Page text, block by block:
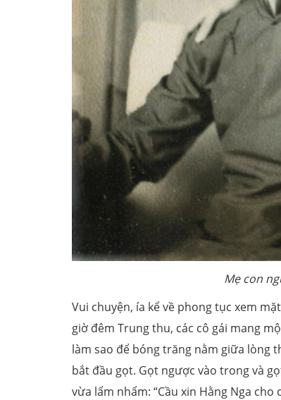
Mẹ con
Vui chuyện, ía kể về phong tục xem
giờ đêm Trung thu, các cô gái mang
làm sao để bóng trăng nằm giữa lòng
bắt đầu gọt. Gọt ngược vào trong và
vừa lẩm nhẩm: “Cầu xin Hằng Nga